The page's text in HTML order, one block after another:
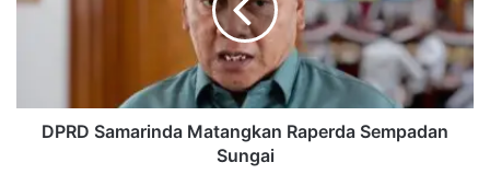
DPRD Samarinda Matangkan Raperda Sempadan
Sungai